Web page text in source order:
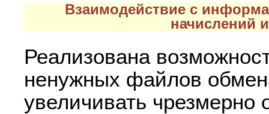
Взаимодействие с
начислений
Реализована
ненужных файлов
увеличивать